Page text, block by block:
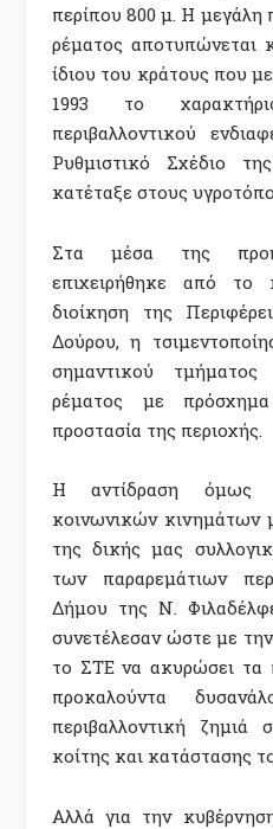
περίπου 800 μ. Η μεγάλη
ρέματος αποτυπώνεται
ίδιου του κράτους που
1993 το
περιβαλλοντικού
Ρυθμιστικό Σχέδιο
κατέταξε στους
Στα μέσα της
επιχειρήθηκε από το
διοίκηση της
Δούρου, η
σημαντικού
ρέματος με
προστασία της περιοχής.
Η αντίδραση όμως
κοινωνικών κινημάτων
της δικής μας
των παραρεμάτιων
Δήμου της Ν.
συνετέλεσαν ώστε με
το ΣΤΕ να ακυρώσει τα
προκαλούντα
περιβαλλοντική
κοίτης και κατάστασης
Αλλά για την